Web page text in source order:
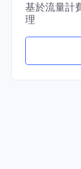
基於流量計
理